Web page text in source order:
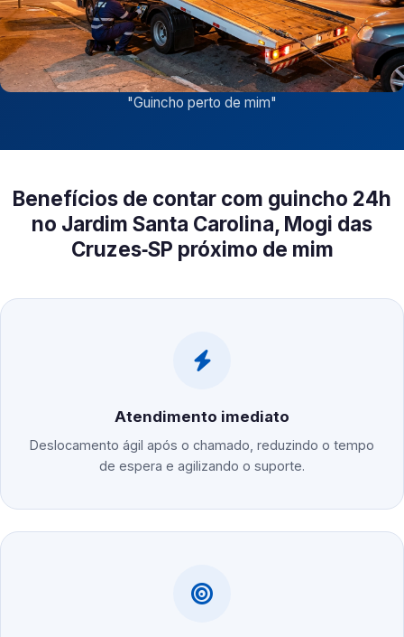
"Guincho perto de mim"
Benefícios de contar com guincho 24h
no Jardim Santa Carolina, Mogi das
Cruzes‑SP próximo de mim
Atendimento imediato
Deslocamento ágil após o chamado, reduzindo o tempo
de espera e agilizando o suporte.